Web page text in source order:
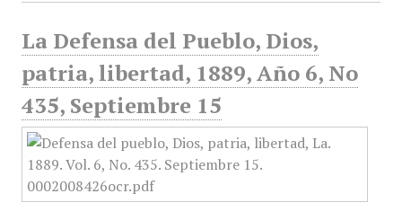
La Defensa del Pueblo, Dios,
patria, libertad, 1889, Año 6, No
435, Septiembre 15